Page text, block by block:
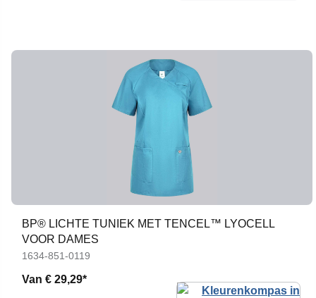
BP® LICHTE TUNIEK MET TENCEL™ LYOCELL
VOOR DAMES
1634-851-0119
Van € 29,29*